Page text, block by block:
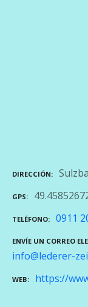
DIRECCIÓN
GPS
TELÉFONO 0911
ENVÍE UN CORREO
info@lederer-
WEB https://